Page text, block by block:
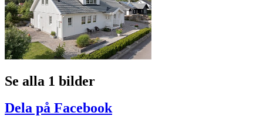
Se alla 1 bilder
Dela på Facebook